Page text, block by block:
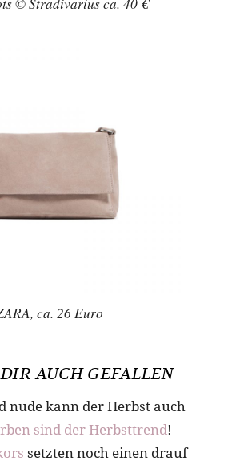
ca. 26 Euro
AUCH GEFALLEN
nude kann der Herbst auch
sind der Herbsttrend!
setzten noch einen drauf